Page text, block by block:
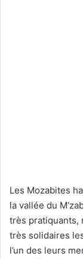
Les Mozabites
la vallée du
très pratiquants,
très solidaires
l’un des leurs